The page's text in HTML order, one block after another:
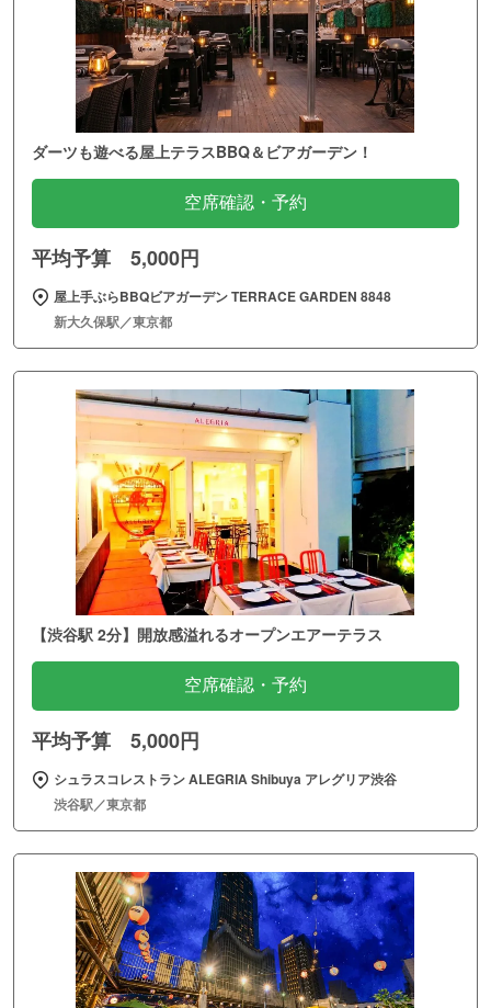
ダーツも遊べる屋上テラスBBQ＆ビアガーデン！
空席確認・予約
平均予算 5,000円
屋上手ぶらBBQビアガーデン TERRACE GARDEN 8848
新大久保駅／東京都
【渋谷駅 2分】開放感溢れるオープンエアーテラス
空席確認・予約
平均予算 5,000円
シュラスコレストラン ALEGRIA Shibuya アレグリア渋谷
渋谷駅／東京都